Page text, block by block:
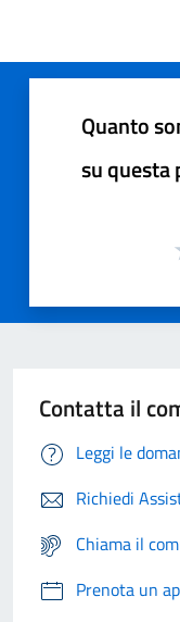
Quanto
su questa
Contatta il
Leggi le
Richiedi
Chiama il
Prenota un